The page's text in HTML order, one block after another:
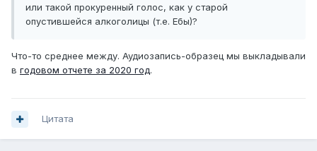
или такой прокуренный голос, как у старой
опустившейся алкоголицы (т.е. Ебы)?
Что-то среднее между. Аудиозапись-образец мы выкладывали
в годовом отчете за 2020 год.
Цитата